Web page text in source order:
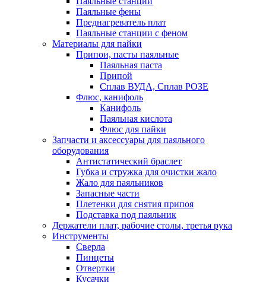
Паяльные фены
Преднагреватель плат
Паяльные станции с феном
Материалы для пайки
Припои, пасты паяльные
Паяльная паста
Припой
Сплав ВУДА, Сплав РОЗЕ
Флюс, канифоль
Канифоль
Паяльная кислота
Флюс для пайки
Запчасти и аксессуары для паяльного
оборудования
Антистатический браслет
Губка и стружка для очистки жало
Жало для паяльников
Запасные части
Плетенки для снятия припоя
Подставка под паяльник
Держатели плат, рабочие столы, третья рука
Инструменты
Сверла
Пинцеты
Отвертки
Кусачки